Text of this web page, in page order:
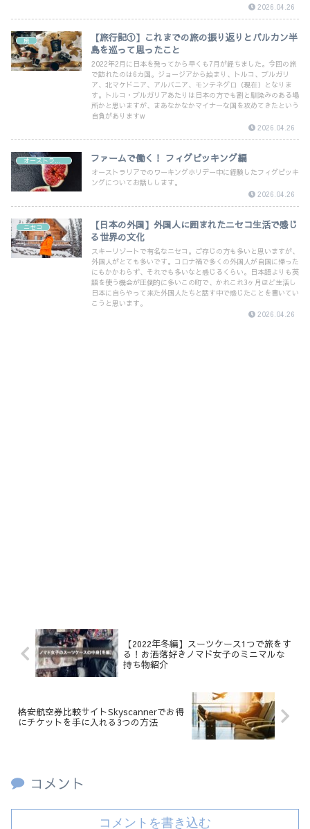
2026.04.26
旅
【旅行記①】これまでの旅の振り返りとバルカン半
島を巡って思ったこと
2022年2月に日本を発ってから早くも7月が経ちました。今回の旅
で訪れたのは6カ国。ジョージアから始まり、トルコ、ブルガリ
ア、北マケドニア、アルバニア、モンテネグロ（現在）となりま
す。トルコ・ブルガリアあたりは日本の方でも割と馴染みのある場
所かと思いますが、まあなかなかマイナーな国を攻めてきたという
自負がありますw
2026.04.26
オーストラリア ファームで働く！ フィグピッキング編
オーストラリアでのワーキングホリデー中に経験したフィグピッキ
ングについてお話しします。
2026.04.26
ニセコ
【日本の外国】外国人に囲まれたニセコ生活で感じ
る世界の文化
スキーリゾートで有名なニセコ。ご存じの方も多いと思いますが、
外国人がとても多いです。コロナ禍で多くの外国人が自国に帰った
にもかかわらず、それでも多いなと感じるくらい。日本語よりも英
語を使う機会が圧倒的に多いこの町で、かれこれ3ヶ月ほど生活し
日本に自らやって来た外国人たちと話す中で感じたことを書いてい
こうと思います。
2026.04.26
【2022年冬編】スーツケース1つで旅をす
る！お洒落好きノマド女子のミニマルな
持ち物紹介
格安航空券比較サイトSkyscannerでお得
にチケットを手に入れる3つの方法
コメント
コメントを書き込む